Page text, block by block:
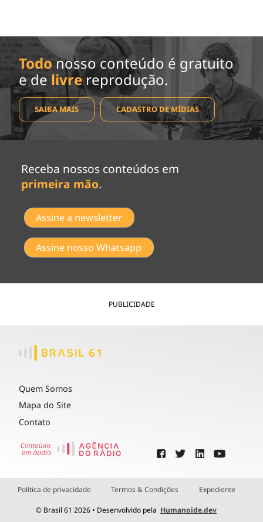
Todo nosso conteúdo é gratuito
e de livrereprodução.
SAIBA MAIS CADASTRO DE MÍDIAS
Receba nossos conteúdos em
primeira mão.
Assine a newsletter
Assine nosso Whatsapp
PUBLICIDADE
Quem Somos
Mapa do Site
Contato
Política de privacidade Termos & Condições Expediente
© Brasil 61 2026 • Desenvolvido pela Humanoide.dev